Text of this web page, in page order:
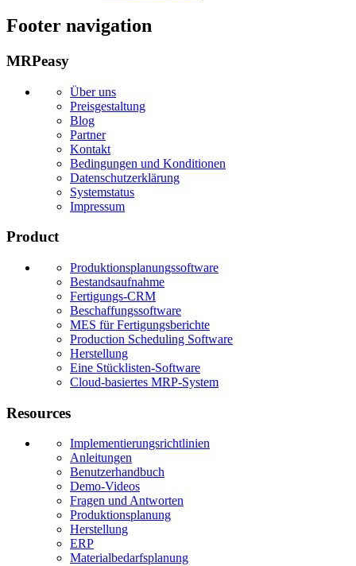
Footer navigation
MRPeasy
Über uns
Preisgestaltung
Blog
Partner
Kontakt
Bedingungen und Konditionen
Datenschutzerklärung
Systemstatus
Impressum
Product
Produktionsplanungssoftware
Bestandsaufnahme
Fertigungs-CRM
Beschaffungssoftware
MES für Fertigungsberichte
Production Scheduling Software
Herstellung
Eine Stücklisten-Software
Cloud-basiertes MRP-System
Resources
Implementierungsrichtlinien
Anleitungen
Benutzerhandbuch
Demo-Videos
Fragen und Antworten
Produktionsplanung
Herstellung
ERP
Materialbedarfsplanung